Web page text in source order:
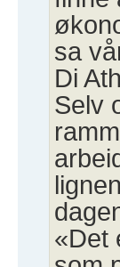
sa
Di
Selv
«Det